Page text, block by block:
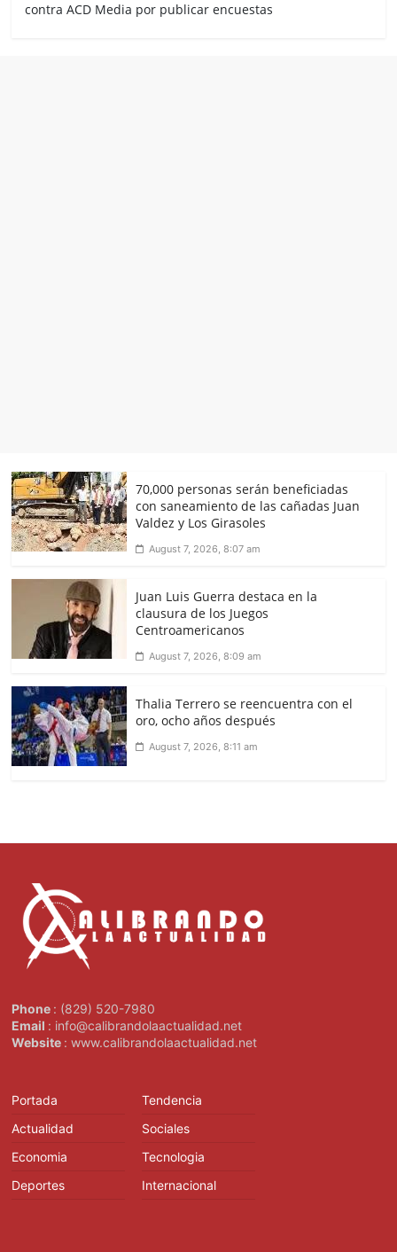
contra ACD Media por publicar encuestas
70,000 personas serán beneficiadas
con saneamiento de las cañadas Juan
Valdez y Los Girasoles
August 7, 2026, 8:07 am
Juan Luis Guerra destaca en la
clausura de los Juegos
Centroamericanos
August 7, 2026, 8:09 am
Thalia Terrero se reencuentra con el
oro, ocho años después
August 7, 2026, 8:11 am
Phone : (829) 520-7980
Email : info@calibrandolaactualidad.net
Website : www.calibrandolaactualidad.net
Portada
Actualidad
Economia
Deportes
Tendencia
Sociales
Tecnologia
Internacional